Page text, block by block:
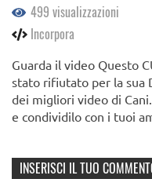
499 visualizzazioni
Incorpora
Guarda il video Questo
stato rifiutato per la sua
dei migliori video di
e condividilo con i tuoi
INSERISCI IL TUO